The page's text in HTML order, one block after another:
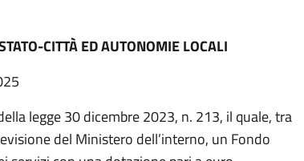
CITTÀ ED AUTONOMIE LOCALI
legge 30 dicembre 2023, n. 213, il quale, tra
del Ministero dell’interno, un Fondo